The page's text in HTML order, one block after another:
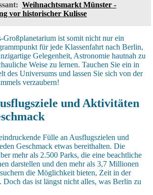
Weihnachtsmarkt Münster -
vor historischer Kulisse
Großplanetarium ist somit nicht nur ein
für jede Klassenfahrt nach Berlin,
Gelegenheit, Astronomie hautnah zu
Weise zu lernen. Tauchen Sie ein in
des Universums und lassen Sie sich von der
verzaubern!
und Aktivitäten
Fülle an Ausflugszielen und
Geschmack etwas bereithalten. Die
mehr als 2.500 Parks, die eine beachtliche
darstellen und den mehr als 3,7 Millionen
die Möglichkeit bieten, Zeit in der
das ist längst nicht alles, was Berlin zu